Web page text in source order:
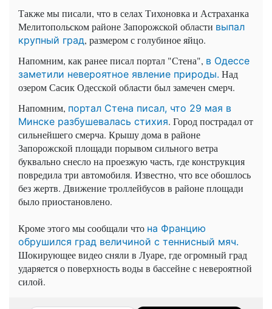
Также мы писали, что в селах Тихоновка и Астраханка
Мелитопольском районе Запорожской области выпал
крупный град, размером с голубиное яйцо.
Напомним, как ранее писал портал "Стена", в Одессе
заметили невероятное явление природы. Над
озером Сасик Одесской области был замечен смерч.
Напомним, портал Стена писал, что 29 мая в
Минске разбушевалась стихия. Город пострадал от
сильнейшего смерча. Крышу дома в районе
Запорожской площади порывом сильного ветра
буквально снесло на проезжую часть, где конструкция
повредила три автомобиля. Известно, что все обошлось
без жертв. Движение троллейбусов в районе площади
было приостановлено.
Кроме этого мы сообщали что на Францию
обрушился град величиной с теннисный мяч.
Шокирующее видео сняли в Луаре, где огромный град
ударяется о поверхность воды в бассейне с невероятной
силой.